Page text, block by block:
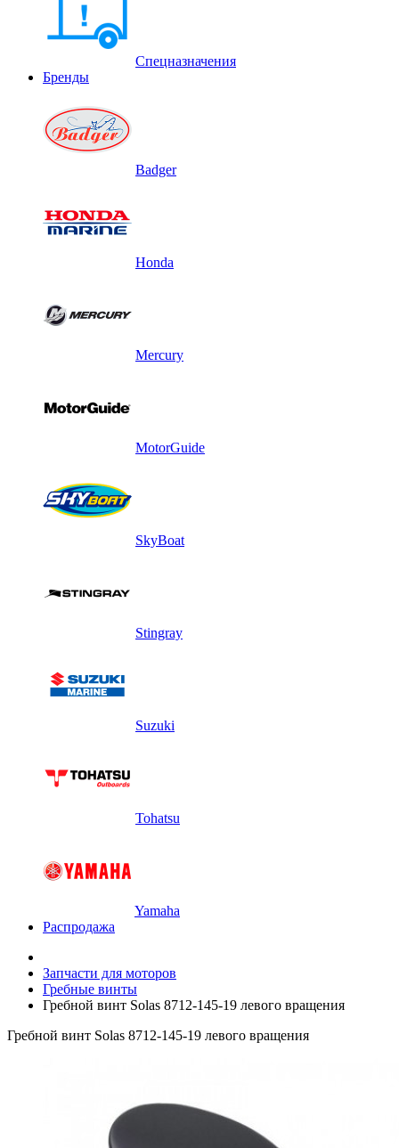
Спецназначения
Бренды
Badger
Honda
Mercury
MotorGuide
SkyBoat
Stingray
Suzuki
Tohatsu
Yamaha
Распродажа
Запчасти для моторов
Гребные винты
Гребной винт Solas 8712-145-19 левого вращения
Гребной винт Solas 8712-145-19 левого вращения